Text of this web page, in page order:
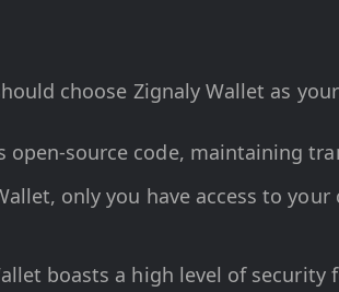
choose Zignaly Wallet as
open-source code, maintaining
only you have access to
boasts a high level of